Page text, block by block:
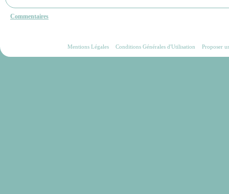
Commentaires
Mentions Légales Conditions Générales d'Utilisation Proposer